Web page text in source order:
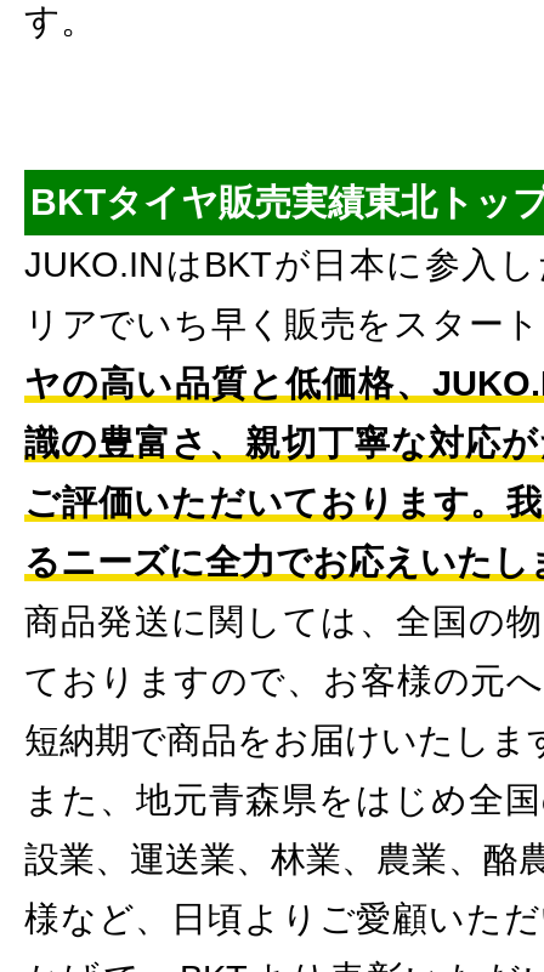
す。
BKTタイヤ販売実績東北トッ
JUKO.INはBKTが日本に参入
リアでいち早く販売をスター
ヤの高い品質と低価格、
識の豊富さ、親切丁寧な対応
ご評価いただいております。
るニーズに全力でお応えいたし
商品発送に関しては、全国の
ておりますので、お客様の元
短納期で商品をお届けいたしま
また、地元青森県をはじめ全
設業、運送業、林業、農業、酪
様など、日頃よりご愛顧いた